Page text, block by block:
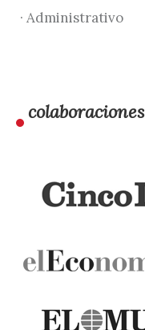
· Administrativo
colaboraciones